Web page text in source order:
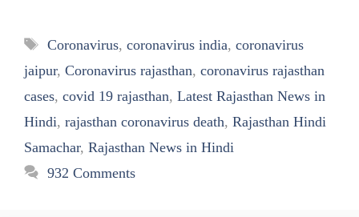
Tags
Coronavirus, coronavirus india, coronavirus
jaipur, Coronavirus rajasthan, coronavirus rajasthan
cases, covid 19 rajasthan, Latest Rajasthan News in
Hindi, rajasthan coronavirus death, Rajasthan Hindi
Samachar, Rajasthan News in Hindi
932 Comments